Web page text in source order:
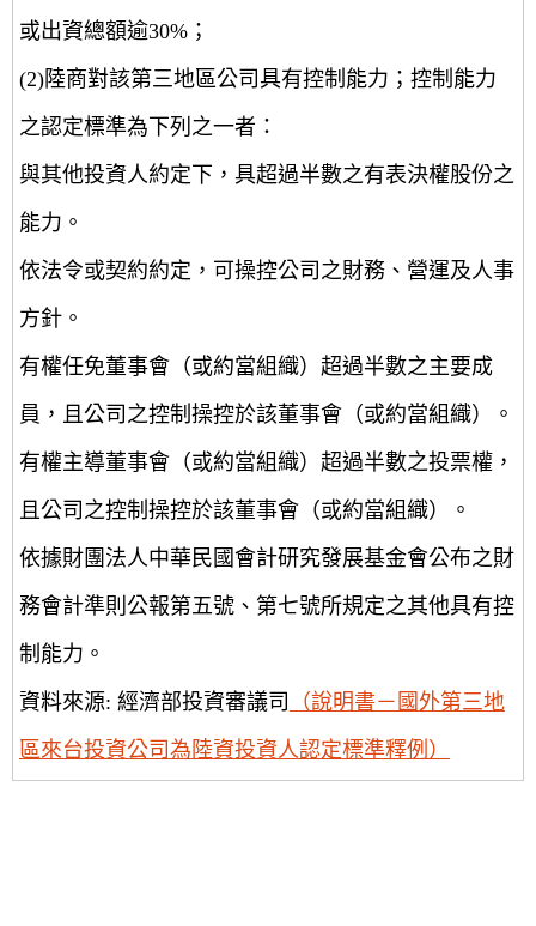
或出資總額逾30%；
(2)陸商對該第三地區公司具有控制能力；控制能力
之認定標準為下列之一者：
與其他投資人約定下，具超過半數之有表決權股份之
能力。
依法令或契約約定，可操控公司之財務、營運及人事
方針。
有權任免董事會（或約當組織）超過半數之主要成
員，且公司之控制操控於該董事會（或約當組織）。
有權主導董事會（或約當組織）超過半數之投票權，
且公司之控制操控於該董事會（或約當組織）。
依據財團法人中華民國會計研究發展基金會公布之財
務會計準則公報第五號、第七號所規定之其他具有控
制能力。
資料來源: 經濟部投資審議司
（說明書－國外第三地
區來台投資公司為陸資投資人認定標準釋例）